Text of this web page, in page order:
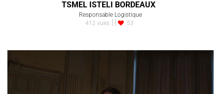
TSMEL ISTELI BORDEAUX
Responsable Logistique
412 vues
53